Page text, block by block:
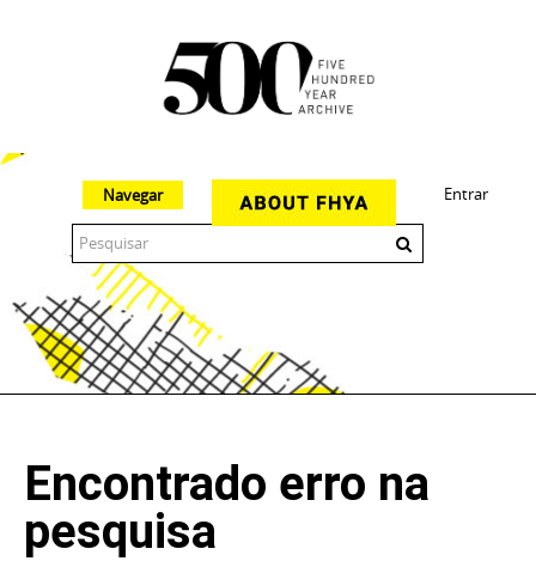
Entrar
Navegar
Encontrado erro na
pesquisa